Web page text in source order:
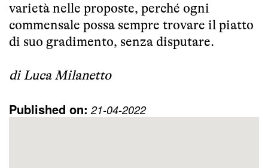
varietà nelle proposte, perché ogni
commensale possa sempre trovare il piatto
di suo gradimento, senza disputare.
di Luca Milanetto
Published on: 21-04-2022